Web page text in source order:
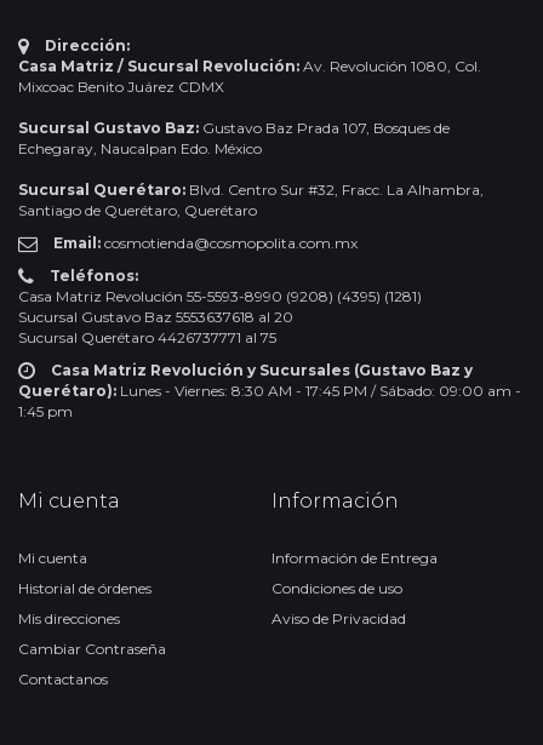
Dirección:
Casa Matriz / Sucursal Revolución: Av. Revolución 1080, Col.
Mixcoac Benito Juárez CDMX
Sucursal Gustavo Baz: Gustavo Baz Prada 107, Bosques de
Echegaray, Naucalpan Edo. México
Sucursal Querétaro: Blvd. Centro Sur #32, Fracc. La Alhambra,
Santiago de Querétaro, Querétaro
Email: cosmotienda@cosmopolita.com.mx
Teléfonos:
Casa Matriz Revolución 55-5593-8990 (9208) (4395) (1281)
Sucursal Gustavo Baz 5553637618 al 20
Sucursal Querétaro 4426737771 al 75
Casa Matriz Revolución y Sucursales (Gustavo Baz y
Querétaro): Lunes - Viernes: 8:30 AM - 17:45 PM / Sábado: 09:00 am -
1:45 pm
Mi cuenta
Mi cuenta
Historial de órdenes
Mis direcciones
Cambiar Contraseña
Contactanos
Información
Información de Entrega
Condiciones de uso
Aviso de Privacidad